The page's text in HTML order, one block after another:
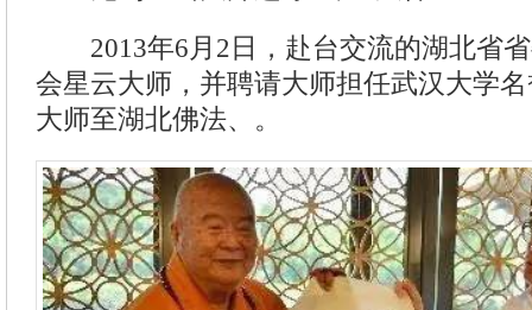
2013年6月2日，赴台交流的湖北省省
会星云大师，并聘请大师担任武汉大学
大师至湖北佛法、。